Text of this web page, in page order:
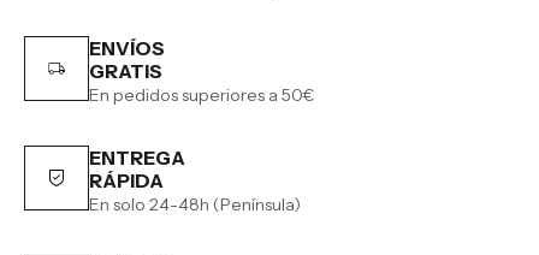
ENVÍOS
GRATIS
En pedidos superiores a 50€
ENTREGA
RÁPIDA
En solo 24-48h (Península)